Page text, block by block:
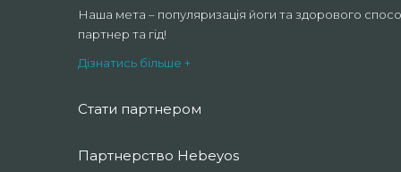
Наша мета – популяризація йоги та здорового
партнер та гід!
Дізнатись більше +
Стати партнером
Партнерство Hebeyos